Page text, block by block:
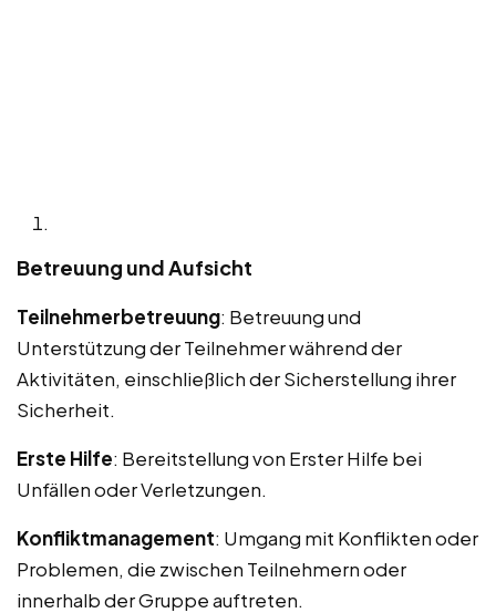
Betreuung und Aufsicht
Teilnehmerbetreuung: Betreuung und
Unterstützung der Teilnehmer während der
Aktivitäten, einschließlich der Sicherstellung ihrer
Sicherheit.
Erste Hilfe: Bereitstellung von Erster Hilfe bei
Unfällen oder Verletzungen.
Konfliktmanagement: Umgang mit Konflikten oder
Problemen, die zwischen Teilnehmern oder
innerhalb der Gruppe auftreten.